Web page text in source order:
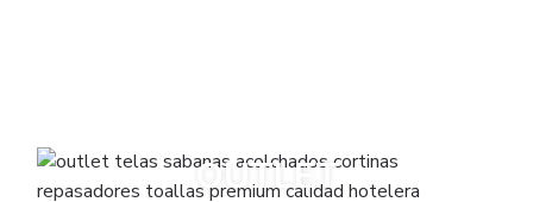
OUTLET